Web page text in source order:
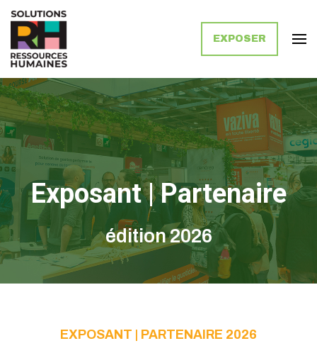
Solutions Ressources Humaines
EXPOSER
Exposant | Partenaire
édition 2026
EXPOSANT | PARTENAIRE 2026